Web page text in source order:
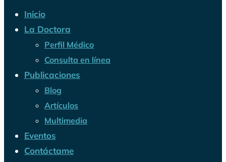
Inicio
La Doctora
Perfil Médico
Consulta en línea
Publicaciones
Blog
Artículos
Multimedia
Eventos
Contáctame